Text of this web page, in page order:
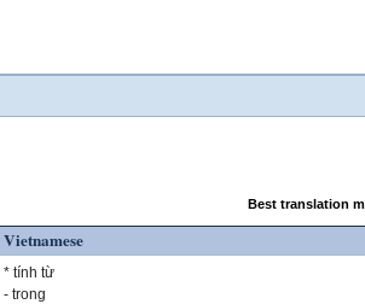
Best translation
Vietnamese
* tính từ
- trong